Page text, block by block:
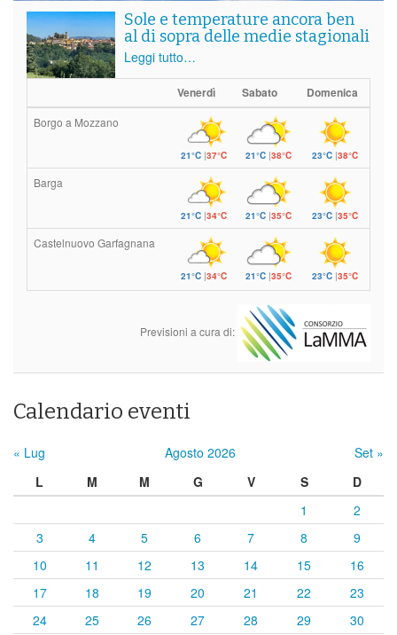
Sole e temperature ancora ben
al di sopra delle medie stagionali
Leggi tutto…
Venerdì Sabato Domenica
Borgo a Mozzano
21°C|37°C 21°C|38°C 23°C |38°C
Barga
21°C|34°C 21°C|35°C 23°C |35°C
Castelnuovo Garfagnana
21°C|34°C 21°C|35°C 23°C |35°C
Previsioni a cura di:
Calendario eventi
« Lug Agosto 2026
Set »
L
M M G V S
D
1
2
3
4 5 6 7 8
9
10
11 12 13 14 15
16
17
18 19 20 21 22
23
24
25 26 27 28 29 30